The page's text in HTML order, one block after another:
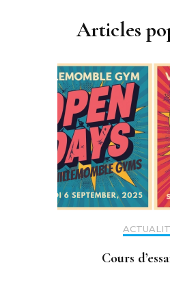
Articles
Cours